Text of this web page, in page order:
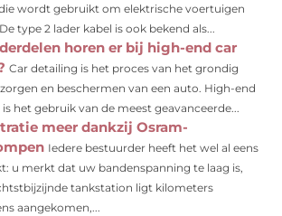
wordt gebruikt om elektrische voertuigen
type 2 lader kabel is ook bekend als...
horen er bij high-end car
Car detailing is het proces van het grondig
en beschermen van een auto. High-end
het gebruik van de meest geavanceerde...
meer dankzij Osram-
Iedere bestuurder heeft het wel al eens
u merkt dat uw bandenspanning te laag is,
tankstation ligt kilometers
aangekomen,...